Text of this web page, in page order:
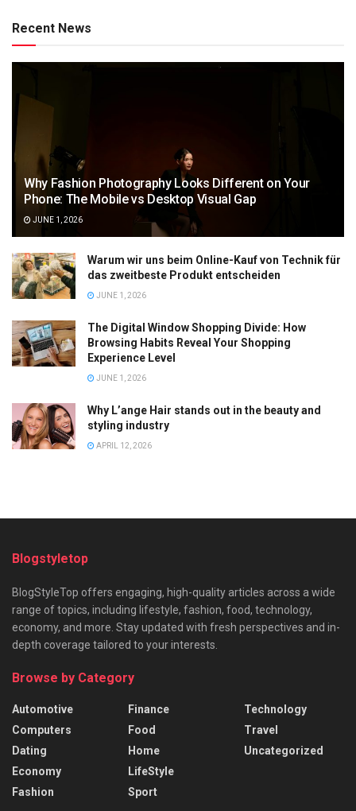
Recent News
Why Fashion Photography Looks Different on Your
Phone: The Mobile vs Desktop Visual Gap
JUNE 1, 2026
Warum wir uns beim Online-Kauf von Technik für
das zweitbeste Produkt entscheiden
JUNE 1, 2026
The Digital Window Shopping Divide: How
Browsing Habits Reveal Your Shopping
Experience Level
JUNE 1, 2026
Why L’ange Hair stands out in the beauty and
styling industry
APRIL 12, 2026
Blogstyletop
BlogStyleTop offers engaging, high-quality articles across a wide
range of topics, including lifestyle, fashion, food, technology,
economy, and more. Stay updated with fresh perspectives and in-
depth coverage tailored to your interests.
Browse by Category
Automotive
Computers
Dating
Economy
Fashion
Finance
Food
Home
LifeStyle
Sport
Technology
Travel
Uncategorized